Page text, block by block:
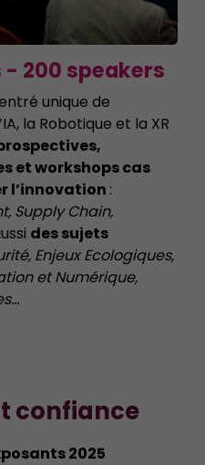
200 speakers
unique de
la Robotique et la XR
et workshops cas
l’innovation :
Supply Chain,
des sujets
Enjeux Ecologiques,
et Numérique,
confiance
2025